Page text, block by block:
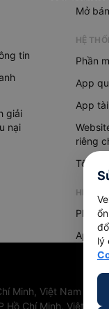
tin
giải
nại
Mở
HỆ
Phần
App
App
riêng
Tổng
HỆ
Phần
App
Minh, Việt Nam
Chí Minh, Việt Nam
lý